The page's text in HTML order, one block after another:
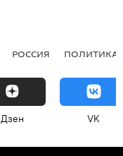
РОССИЯ ПОЛИТИКА
Дзен VK